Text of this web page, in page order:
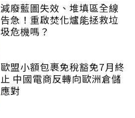
減廢藍圖失效、堆填區全線
告急！重啟焚化爐能拯救垃
圾危機嗎？
歐盟小額包裹免稅豁免7月終
止 中國電商反轉向歐洲倉儲
應對